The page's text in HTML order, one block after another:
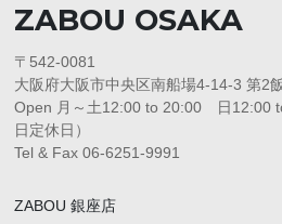
ZABOU OSAKA
〒542-0081
大阪府大阪市中央区南船場4-14-3 第2
Open 月～土12:00 to 20:00 日12:00
日定休日）
Tel & Fax 06-6251-9991
ZABOU 銀座店